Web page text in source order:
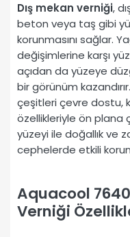
Dış mekan verniği,
beton veya taş gibi
korunmasını sağlar.
değişimlerine karşı
açıdan da yüzeye
bir görünüm
çeşitleri çevre dostu,
özellikleriyle ön plana
yüzeyi ile doğallık ve
cephelerde etkili
Aquacool
Verniği